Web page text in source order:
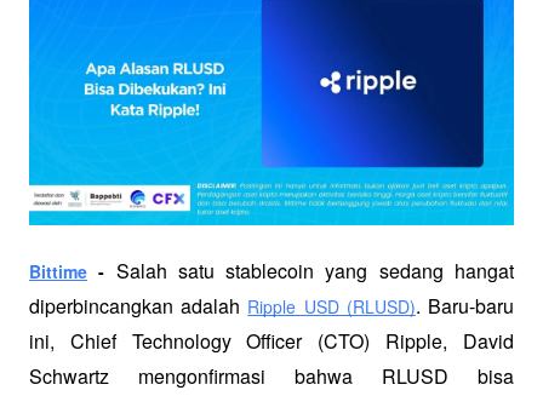
Bittime - Salah satu stablecoin yang sedang hangat
diperbincangkan adalah Ripple USD (RLUSD). Baru-baru
ini, Chief Technology Officer (CTO) Ripple, David
Schwartz mengonfirmasi bahwa RLUSD bisa